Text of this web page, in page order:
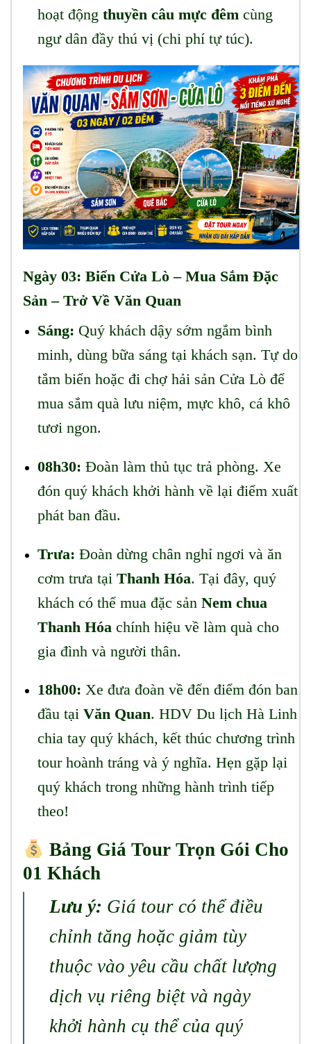
hoạt động thuyền câu mực đêmcùng
ngư dân đầy thú vị (chi phí tự túc).
Ngày 03: Biển Cửa Lò – Mua Sắm Đặc
Sản – Trở Về Văn Quan
Sáng: Quý khách dậy sớm ngắm bình
minh, dùng bữa sáng tại khách sạn. Tự do
tắm biển hoặc đi chợ hải sản Cửa Lò để
mua sắm quà lưu niệm, mực khô, cá khô
tươi ngon.
08h30: Đoàn làm thủ tục trả phòng. Xe
đón quý khách khởi hành về lại điểm xuất
phát ban đầu.
Trưa: Đoàn dừng chân nghỉ ngơi và ăn
cơm trưa tại Thanh Hóa. Tại đây, quý
khách có thể mua đặc sản Nem chua
Thanh Hóa chính hiệu về làm quà cho
gia đình và người thân.
18h00: Xe đưa đoàn về đến điểm đón ban
đầu tại Văn Quan. HDV Du lịch Hà Linh
chia tay quý khách, kết thúc chương trình
tour hoành tráng và ý nghĩa. Hẹn gặp lại
quý khách trong những hành trình tiếp
theo!
Bảng Giá Tour Trọn Gói Cho
01 Khách
Lưu ý: Giá tour có thể điều
chỉnh tăng hoặc giảm tùy
thuộc vào yêu cầu chất lượng
dịch vụ riêng biệt và ngày
khởi hành cụ thể của quý